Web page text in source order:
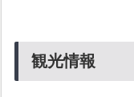
観光情報